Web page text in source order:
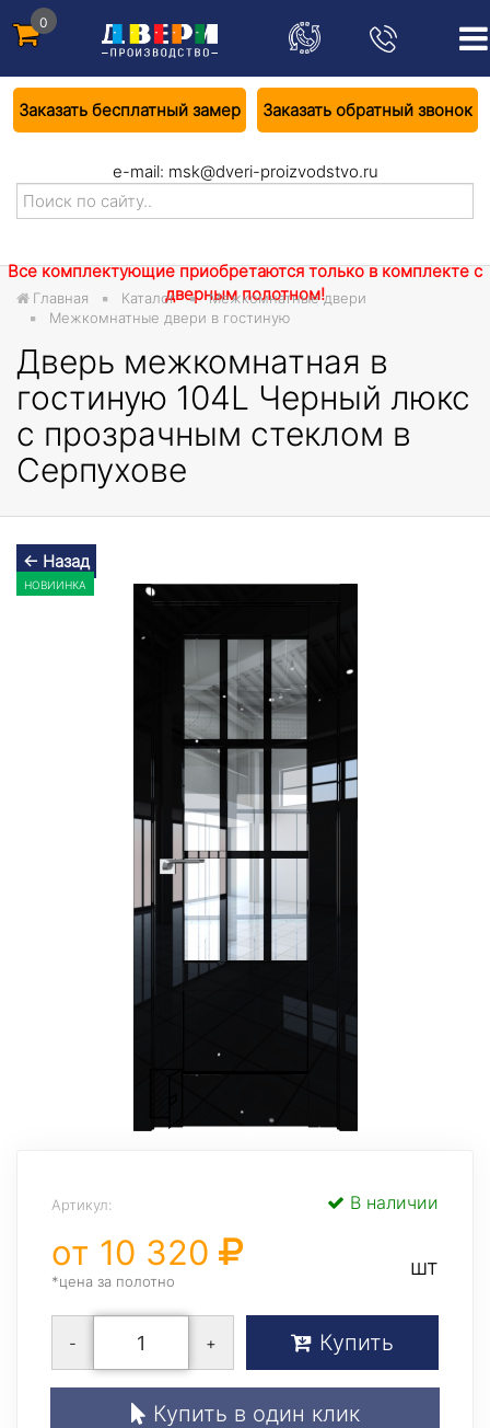
0
Заказать бесплатный замер Заказать обратный звонок
e-mail: msk@dveri-proizvodstvo.ru
Все комплектующие приобретаются только в комплекте с
дверным полотном!
Главная Каталог
Межкомнатные двери
Межкомнатные двери в гостиную
Дверь межкомнатная в
гостиную 104L Черный люкс
с прозрачным стеклом в
Серпухове
Артикул: В наличии
от 10 320
*цена за полотно
шт
- + Купить
Купить в один клик
← Назад
НОВИИНКА